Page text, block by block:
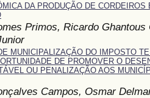
DA PRODUÇÃO DE CORDEIROS
Primos, Ricardo Ghantous
MUNICIPALIZAÇÃO DO IMPOSTO
DE PROMOVER O
OU PENALIZAÇÃO AOS
Campos, Osmar